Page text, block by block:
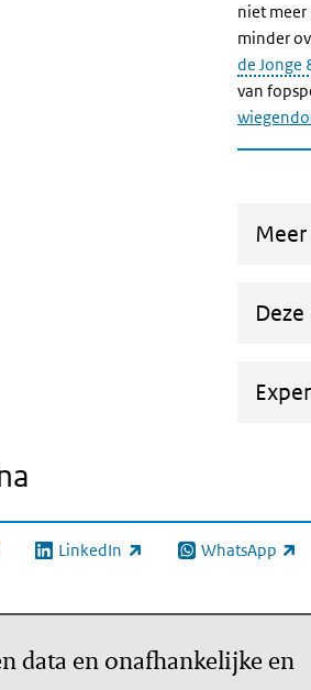
niet meer
minder
de Jonge
van
link) LinkedIn
(externe link) WhatsApp
(externe link)
data en onafhankelijke en